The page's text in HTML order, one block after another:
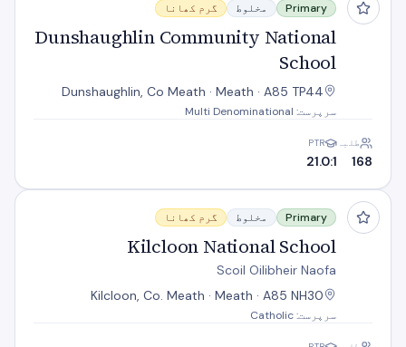
Primary مخلوط گرم کھانا
Dunshaughlin Community National
School
Dunshaughlin, Co Meath · Meath · A85 TP44
سرپرست: Multi Denominational
طلبہ
168
PTR
21.0:1
Kilcloon National School
Primary مخلوط گرم کھانا
Kilcloon National School
Scoil Oilibheir Naofa
Kilcloon, Co. Meath · Meath · A85 NH30
سرپرست: Catholic